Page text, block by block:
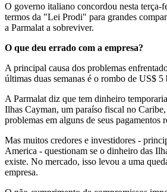
O governo italiano concordou nesta terça-
termos da "Lei Prodi" para grandes
a Parmalat a sobreviver.
O que deu errado com a empresa?
A principal causa dos problemas
últimas duas semanas é o rombo de US$ 5
A Parmalat diz que tem dinheiro
Ilhas Cayman, um paraíso fiscal no Caribe,
problemas em alguns de seus pagamentos
Mas muitos credores e investidores -
America - questionam se o dinheiro das
existe. No mercado, isso levou a uma
empresa.